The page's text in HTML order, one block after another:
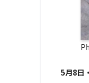
5月8日